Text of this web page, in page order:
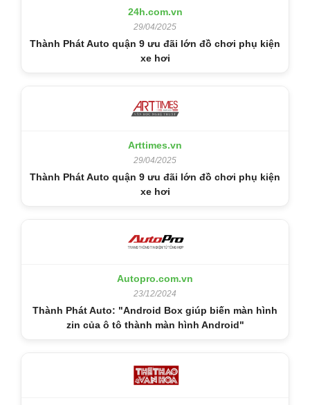
24h.com.vn
29/04/2025
Thành Phát Auto quận 9 ưu đãi lớn đồ chơi phụ kiện
xe hơi
Arttimes.vn
29/04/2025
Thành Phát Auto quận 9 ưu đãi lớn đồ chơi phụ kiện
xe hơi
Autopro.com.vn
23/12/2024
Thành Phát Auto: "Android Box giúp biến màn hình
zin của ô tô thành màn hình Android"